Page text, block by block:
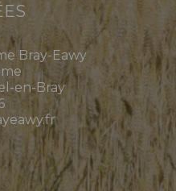
Bray-Eawy
en-Bray